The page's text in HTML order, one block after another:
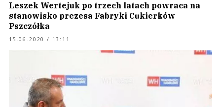
Leszek Wertejuk po trzech latach powraca na
stanowisko prezesa Fabryki Cukierków
Pszczółka
15.06.2020 / 13:11